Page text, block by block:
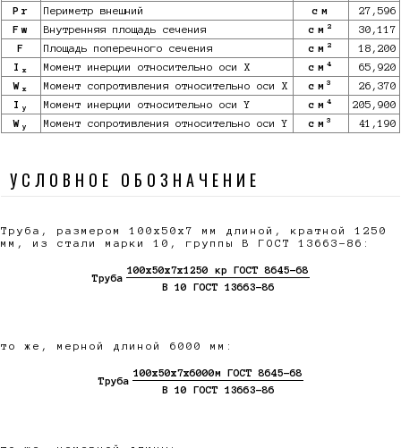
Pr
Периметр внешний см
27,596
Fw
Внутренняя площадь сечения см 2
30,117
F
Площадь поперечного сечения см 2
18,200
I x Момент инерции относительно оси X см 4
65,920
W x Момент сопротивления относительно оси X см 3
26,370
I y Момент инерции относительно оси Y см 4
205,900
W y Момент сопротивления относительно оси Y см 3 41,190
УСЛОВНОЕ ОБОЗНАЧЕНИЕ
Труба, размером 100х50х7 мм длиной, кратной 1250
мм, из стали марки 10, группы В ГОСТ 13663-86:
Труба
100х50х7х1250 кр ГОСТ 8645-68
В 10 ГОСТ 13663-86
то же, мерной длиной 6000 мм:
Труба
100х50х7х6000м ГОСТ 8645-68
В 10 ГОСТ 13663-86